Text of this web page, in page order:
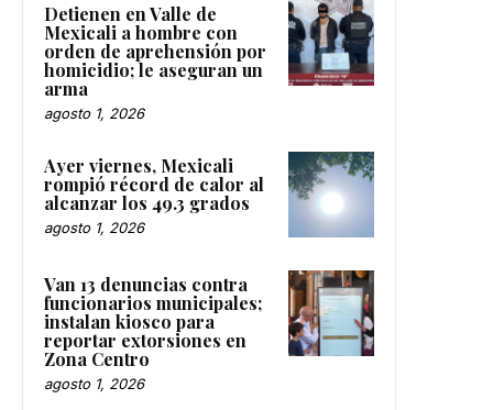
Detienen en Valle de
Mexicali a hombre con
orden de aprehensión por
homicidio; le aseguran un
arma
agosto 1, 2026
Ayer viernes, Mexicali
rompió récord de calor al
alcanzar los 49.3 grados
agosto 1, 2026
Van 13 denuncias contra
funcionarios municipales;
instalan kiosco para
reportar extorsiones en
Zona Centro
agosto 1, 2026